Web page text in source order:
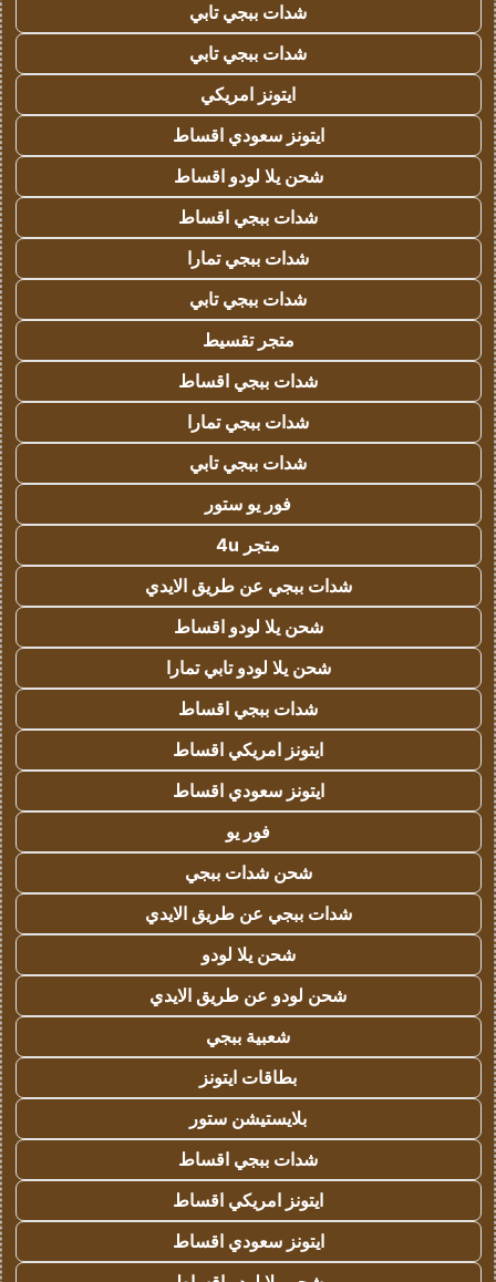
شدات ببجي تابي
شدات ببجي تابي
ايتونز امريكي
ايتونز سعودي اقساط
شحن يلا لودو اقساط
شدات ببجي اقساط
شدات ببجي تمارا
شدات ببجي تابي
متجر تقسيط
شدات ببجي اقساط
شدات ببجي تمارا
شدات ببجي تابي
فور يو ستور
متجر 4u
شدات ببجي عن طريق الايدي
شحن يلا لودو اقساط
شحن يلا لودو تابي تمارا
شدات ببجي اقساط
ايتونز امريكي اقساط
ايتونز سعودي اقساط
فور يو
شحن شدات ببجي
شدات ببجي عن طريق الايدي
شحن يلا لودو
شحن لودو عن طريق الايدي
شعبية ببجي
بطاقات ايتونز
بلايستيشن ستور
شدات ببجي اقساط
ايتونز امريكي اقساط
ايتونز سعودي اقساط